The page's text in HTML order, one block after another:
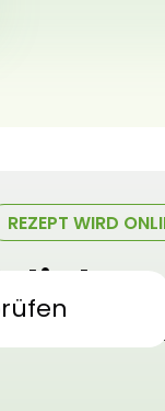
REZEPT WIRD
–